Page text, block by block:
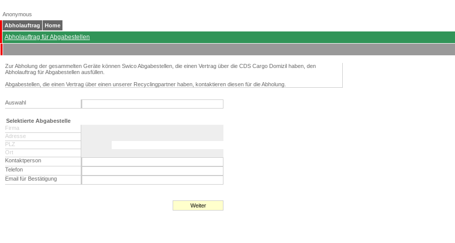
Anonymous
Abholauftrag
Home
Abholauftrag für Abgabestellen
Zur Abholung der gesammelten Geräte können Swico Abgabestellen, die einen Vertrag über die CDS Cargo Domizil haben, den
Abholauftrag für Abgabestellen ausfüllen.
Abgabestellen, die einen Vertrag über einen unserer Recyclingpartner haben, kontaktieren diesen für die Abholung.
Auswahl
Selektierte Abgabestelle
Firma
Adresse
PLZ
Ort
Kontaktperson
Telefon
Email für Bestätigung